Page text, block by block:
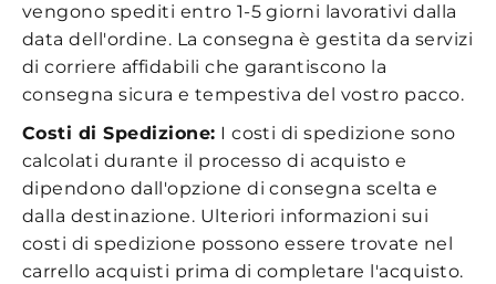
vengono spediti entro 1-5 giorni lavorativi dalla
data dell'ordine. La consegna è gestita da servizi
di corriere affidabili che garantiscono la
consegna sicura e tempestiva del vostro pacco.
Costi di Spedizione: I costi di spedizione sono
calcolati durante il processo di acquisto e
dipendono dall'opzione di consegna scelta e
dalla destinazione. Ulteriori informazioni sui
costi di spedizione possono essere trovate nel
carrello acquisti prima di completare l'acquisto.